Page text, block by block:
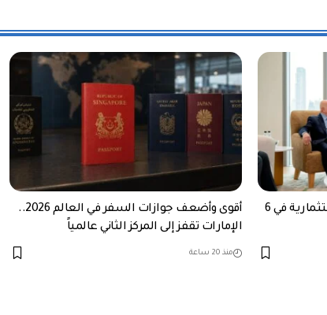
الإمارات وسوريا تبحثان فرصاً استثمارية في 6
أقوى وأضعف جوازات السفر في العالم 2026..
الإمارات تقفز إلى المركز الثاني عالمياً
منذ 20 ساعة